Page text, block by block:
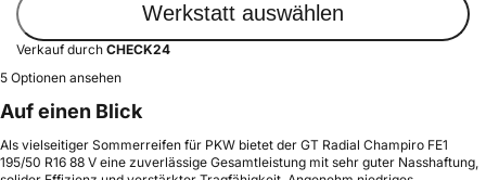
Werkstatt auswählen
Verkauf durch CHECK24
5 Optionen ansehen
Auf einen Blick
Als vielseitiger Sommerreifen für PKW bietet der GT Radial Champiro FE1
195/50 R16 88 V eine zuverlässige Gesamtleistung mit sehr guter Nasshaftung,